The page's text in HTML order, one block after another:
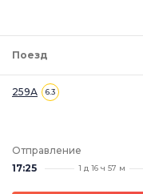
Поезд
259А 6.3
Отправление
17:25
1 д 16 ч 57 м